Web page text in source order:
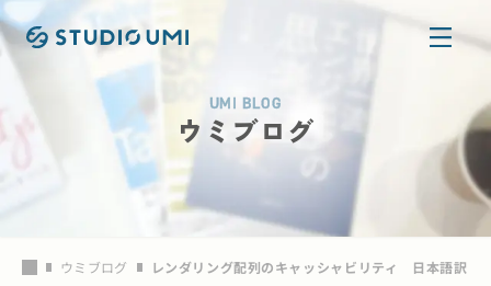
本文へ移動
UMI BLOG
ウミブログ
ウミブログ レンダリング配列のキャッシャビリティ 日本語訳